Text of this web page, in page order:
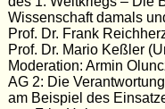
Wissenschaft damals
Prof. Dr. Frank
Prof. Dr. Mario Keßler
Moderation: Armin
AG 2: Die
am Beispiel des